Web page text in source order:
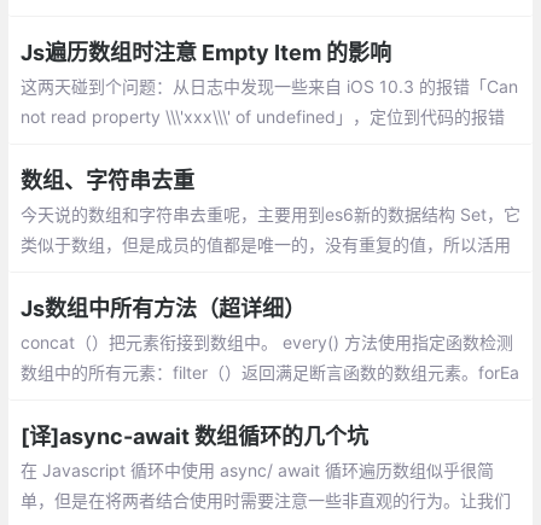
为j的元素,在ary中索引为i的元素。
Js遍历数组时注意 Empty Item 的影响
这两天碰到个问题：从日志中发现一些来自 iOS 10.3 的报错「Can
not read property \\\'xxx\\\' of undefined」，定位到代码的报错
Object，但实际上出现了异常的元素
数组、字符串去重
今天说的数组和字符串去重呢，主要用到es6新的数据结构 Set，它
类似于数组，但是成员的值都是唯一的，没有重复的值，所以活用
Js数组中所有方法（超详细）
concat（）把元素衔接到数组中。 every() 方法使用指定函数检测
数组中的所有元素：filter（）返回满足断言函数的数组元素。forEa
[译]async-await 数组循环的几个坑
在 Javascript 循环中使用 async/ await 循环遍历数组似乎很简
单，但是在将两者结合使用时需要注意一些非直观的行为。让我们